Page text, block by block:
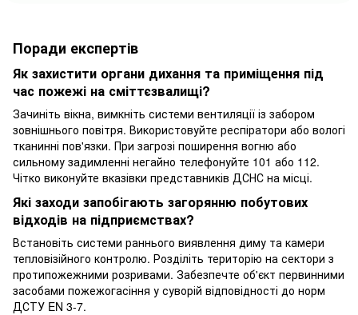
Поради експертів
Як захистити органи дихання та приміщення під
час пожежі на сміттєзвалищі?
Зачиніть вікна, вимкніть системи вентиляції із забором
зовнішнього повітря. Використовуйте респіратори або вологі
тканинні пов'язки. При загрозі поширення вогню або
сильному задимленні негайно телефонуйте 101 або 112.
Чітко виконуйте вказівки представників ДСНС на місці.
Які заходи запобігають загорянню побутових
відходів на підприємствах?
Встановіть системи раннього виявлення диму та камери
тепловізійного контролю. Розділіть територію на сектори з
протипожежними розривами. Забезпечте об'єкт первинними
засобами пожежогасіння у суворій відповідності до норм
ДСТУ EN 3-7.